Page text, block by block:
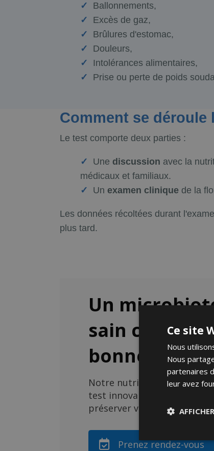
Ballonnements,
Excès de gaz,
Brûlures d'estomac,
Douleurs,
Intolérances alimentaires,
Prise ou perte de poids
Comment se
Le test comporte deux parties :
Une discussion avec la
médicaux et familiaux.
Un examen clinique de la
Les données récoltées durant
plus tard.
Un
sain
bonne santé.
Notre nutritionniste
test innovant pour
préserver votre bien-être et
Prenez rendez-vous
Ce site
Nous
Nous
partenaires
leur avez